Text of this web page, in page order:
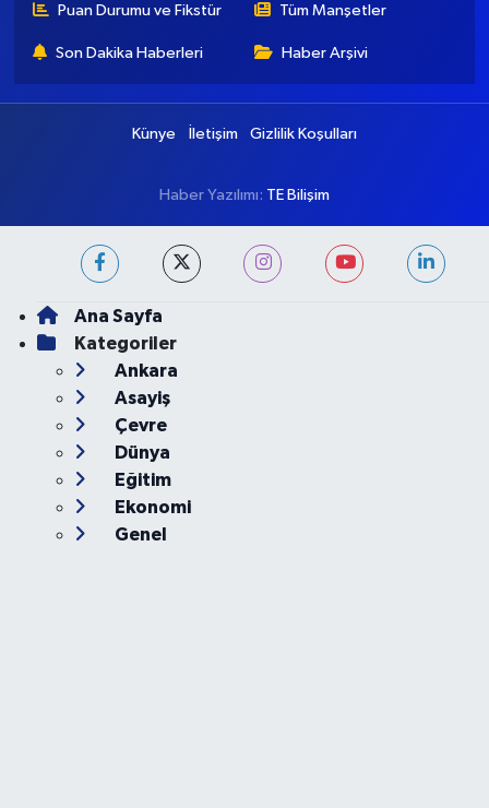
Puan Durumu ve Fikstür Tüm Manşetler
Son Dakika Haberleri Haber Arşivi
Künye İletişim Gizlilik Koşulları
Haber Yazılımı: TE Bilişim
Ana Sayfa
Kategoriler
Ankara
Asayiş
Çevre
Dünya
Eğitim
Ekonomi
Genel